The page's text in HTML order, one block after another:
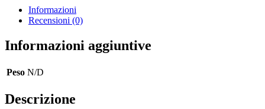
Lattine(73)
Nebulizzatore fine
Informazioni
Recensioni (0)
Informazioni aggiuntive
Peso N/D
Descrizione